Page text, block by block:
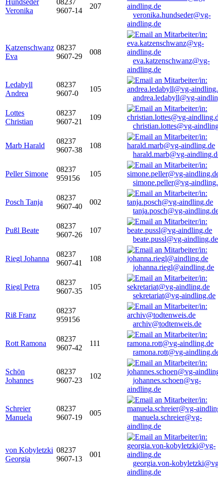
Hundseder
Veronika
08237
9607-14
207
veronika.hundseder@vg-
aindling.de
Katzenschwanz
Eva
08237
9607-29
008
eva.katzenschwanz@vg-
aindling.de
Ledabyll
Andrea
08237
9607-0
105
andrea.ledabyll@vg-
Lottes
Christian
08237
9607-21
109
christian.lottes@vg-
Marb Harald
08237
9607-38
108
harald.marb@vg-
Peller Simone
08237
959156
105
simone.peller@vg-
Posch Tanja
08237
9607-40
002
tanja.posch@vg-
Pußl Beate
08237
9607-26
107
beate.pussl@vg-aindling.de
Riegl Johanna
08237
9607-41
108
johanna.riegl@aindling.de
Riegl Petra
08237
9607-35
105
sekretariat@vg-aindling.de
Riß Franz
08237
959156
archiv@todtenweis.de
Rott Ramona
08237
9607-42
111
ramona.rott@vg-
Schön
Johannes
08237
9607-23
102
johannes.schoen@vg-
aindling.de
Schreier
Manuela
08237
9607-19
005
manuela.schreier@vg-
aindling.de
von Kobyletzki
Georgia
08237
9607-13
001
georgia.von-
aindling.de